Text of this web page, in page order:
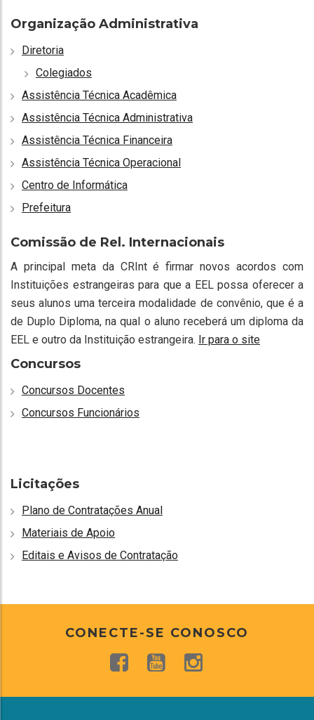
Organização Administrativa
Diretoria
Colegiados
Assistência Técnica Acadêmica
Assistência Técnica Administrativa
Assistência Técnica Financeira
Assistência Técnica Operacional
Centro de Informática
Prefeitura
Comissão de Rel. Internacionais
A principal meta da CRInt é firmar novos acordos com
Instituições estrangeiras para que a EEL possa oferecer a
seus alunos uma terceira modalidade de convênio, que é a
de Duplo Diploma, na qual o aluno receberá um diploma da
EEL e outro da Instituição estrangeira. Ir para o site
Concursos
Concursos Docentes
Concursos Funcionários
Licitações
Plano de Contratações Anual
Materiais de Apoio
Editais e Avisos de Contratação
CONECTE-SE CONOSCO